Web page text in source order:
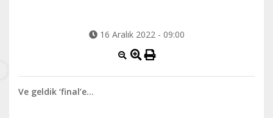
16 Aralık 2022 - 09:00
Ve geldik ‘final’e…